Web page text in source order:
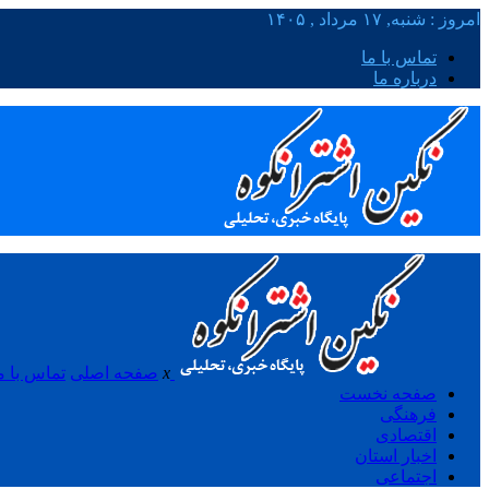
امروز : شنبه, ۱۷ مرداد , ۱۴۰۵
تماس با ما
درباره ما
x صفحه اصلی تماس با
صفحه نخست
فرهنگی
اقتصادی
اخبار استان
اجتماعی